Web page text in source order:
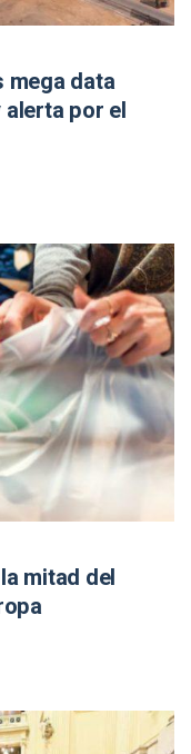
mega data
alerta por el
mitad del